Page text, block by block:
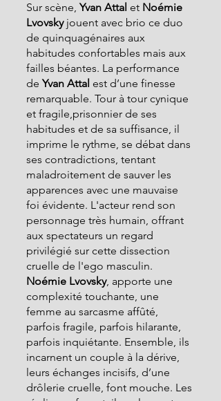
Sur scène, Yvan Attal et Noémie
Lvovsky jouent avec brio ce duo
de quinquagénaires aux
habitudes confortables mais aux
failles béantes. La performance
de Yvan Attal est d’une finesse
remarquable. Tour à tour cynique
et fragile,prisonnier de ses
habitudes et de sa suffisance, il
imprime le rythme, se débat dans
ses contradictions, tentant
maladroitement de sauver les
apparences avec une mauvaise
foi évidente. L'acteur rend son
personnage très humain, offrant
aux spectateurs un regard
privilégié sur cette dissection
cruelle de l'ego masculin.
Noémie Lvovsky, apporte une
complexité touchante, une
femme au sarcasme affûté,
parfois fragile, parfois hilarante,
parfois inquiétante. Ensemble, ils
incarnent un couple à la dérive,
leurs échanges incisifs, d’une
drôlerie cruelle, font mouche. Les